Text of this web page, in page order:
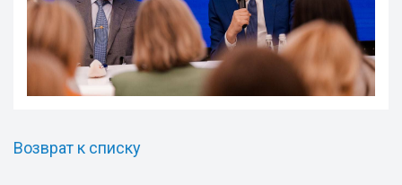
Возврат к списку